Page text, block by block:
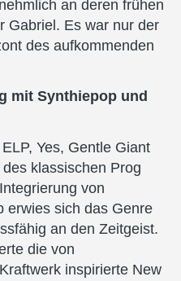
an deren frühen
Gabriel. Es war nur der
des aufkommenden
mit Synthiepop und
Yes, Gentle Giant
klassischen Prog
von
erwies sich das Genre
an den Zeitgeist.
die von
inspirierte New